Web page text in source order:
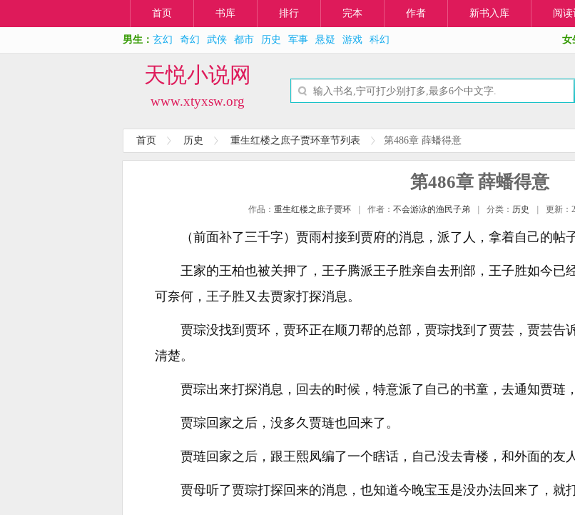
首页 书库 排行 完本 作者 新书入库 阅
男生： 玄幻 奇幻 武侠 都市 历史 军事 悬疑 游戏 科幻 女
天悦小说网
www.xtyxsw.org
首页 历史 重生红楼之庶子贾环章节列表 第486章 薛蟠得意
第486章 薛蟠得意
作品： 重生红楼之庶子贾环 作者： 不会游泳的渔民子弟 分类： 历史 更新：
（前面补了三千字）贾雨村接到贾府的消息，派了人，拿着自己的帖
王家的王柏也被关押了，王子腾派王子胜亲自去刑部，王子胜如今已
可奈何，王子胜又去贾家打探消息。
贾琮没找到贾环，贾环正在顺刀帮的总部，贾琮找到了贾芸，贾芸告
清楚。
贾琮出来打探消息，回去的时候，特意派了自己的书童，去通知贾琏
贾琮回家之后，没多久贾琏也回来了。
贾琏回家之后，跟王熙凤编了一个瞎话，自己没去青楼，和外面的友
贾母听了贾琮打探回来的消息，也知道今晚宝玉是没办法回来了，就